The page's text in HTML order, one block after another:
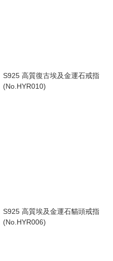
S925 高質復古埃及金運石戒指
(No.HYR010)
S925 高質埃及金運石貓頭戒指
(No.HYR006)